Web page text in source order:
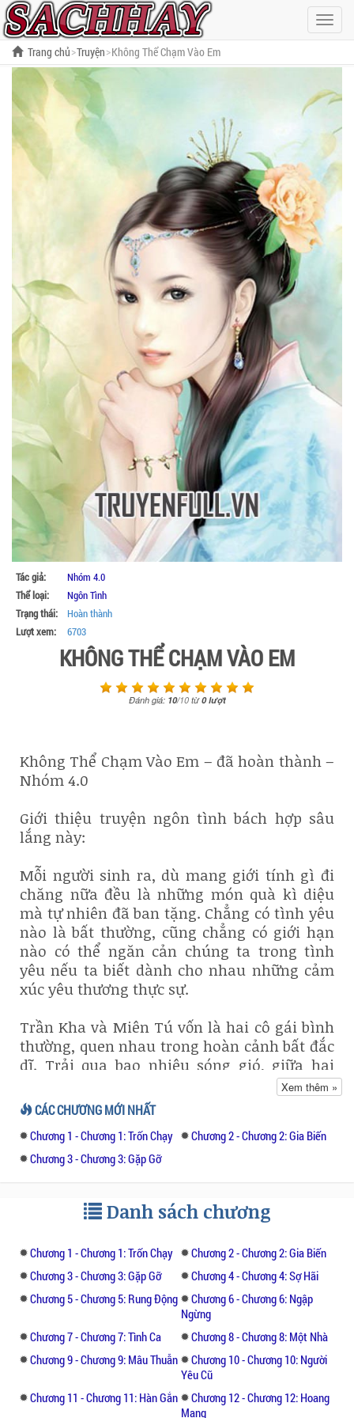
Hiện
menu
Trang chủ Truyện Không Thể Chạm Vào Em
Tác giả:
Nhóm 4.0
Thể loại:
Ngôn Tình
Trạng thái:
Hoàn thành
Lượt xem:
6703
KHÔNG THỂ CHẠM VÀO EM
Đánh giá: 10/10từ0lượt
Không Thể Chạm Vào Em – đã hoàn thành –
Nhóm 4.0
Giới thiệu truyện ngôn tình bách hợp sâu
lắng này:
Mỗi người sinh ra, dù mang giới tính gì đi
chăng nữa đều là những món quà kì diệu
mà tự nhiên đã ban tặng. Chẳng có tình yêu
nào là bất thường, cũng chẳng có giới hạn
nào có thể ngăn cản chúng ta trong tình
yêu nếu ta biết dành cho nhau những cảm
xúc yêu thương thực sự.
Trần Kha và Miên Tú vốn là hai cô gái bình
thường, quen nhau trong hoàn cảnh bất đắc
dĩ. Trải qua bao nhiêu sóng gió, giữa hai
người bỗng nảy một thứ cảm xúc gọi là “tình
yêu”.
Thế nhưng, những định kiến xã hội, những
mặc cảm đã đe dọa thứ tình cảm trong
Tình yêu ấy tưởng chừng đã chết yểu bởi
ngày càng mạnh mẽ, ngày càng dữ dội, buộc
Trần Kha và Tú Miên phải đấu tranh cho
bản thân, cho tình yêu, cho hạnh phúc của
mình.
Câu chuyện của Trần Kha và Tú Miên sẽ
chạm tới những cảm xúc sâu lắng nhất
trong mỗi người, giúp mỗi người hiểu được
rằng khao khát về một tình yêu thuần khiết,
Xem thêm »
CÁC CHƯƠNG MỚI NHẤT
Chương 1 - Chương 1: Trốn Chạy
Chương 2 - Chương 2: Gia Biến
Chương 3 - Chương 3: Gặp Gỡ
Danh sách chương
Chương 1 - Chương 1: Trốn Chạy
Chương 2 - Chương 2: Gia Biến
Chương 3 - Chương 3: Gặp Gỡ
Chương 4 - Chương 4: Sợ Hãi
Chương 5 - Chương 5: Rung Động
Chương 6 - Chương 6: Ngập
Ngừng
Chương 7 - Chương 7: Tình Ca
Chương 8 - Chương 8: Một Nhà
Chương 9 - Chương 9: Mâu Thuẫn
Chương 10 - Chương 10: Người
Yêu Cũ
Chương 11 - Chương 11: Hàn Gắn
Chương 12 - Chương 12: Hoang
Mang